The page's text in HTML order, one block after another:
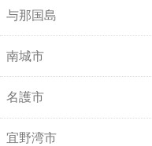
与那国島
南城市
名護市
宜野湾市